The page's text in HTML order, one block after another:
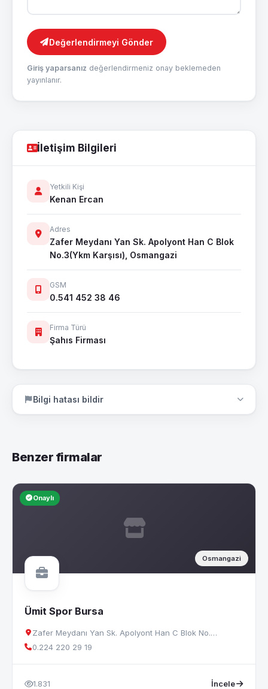
Değerlendirmeyi Gönder
Giriş yaparsanız değerlendirmeniz onay beklemeden
yayınlanır.
İletişim Bilgileri
Yetkili Kişi
Kenan Ercan
Adres
Zafer Meydanı Yan Sk. Apolyont Han C Blok
No.3(Ykm Karşısı), Osmangazi
GSM
0.541 452 38 46
Firma Türü
Şahıs Firması
Bilgi hatası bildir
Benzer firmalar
Onaylı
Osmangazi
Ümit Spor Bursa
Zafer Meydanı Yan Sk. Apolyont Han C Blok No.…
0.224 220 29 19
1.831 İncele